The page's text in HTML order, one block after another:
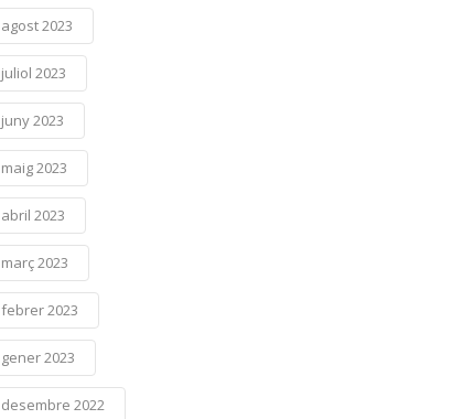
agost 2023
juliol 2023
juny 2023
maig 2023
abril 2023
març 2023
febrer 2023
gener 2023
desembre 2022